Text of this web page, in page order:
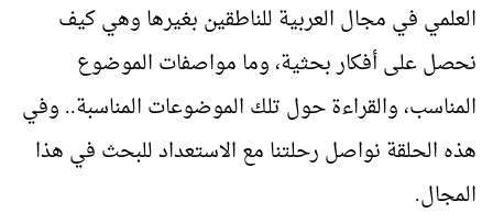
العلمي في مجال العربية للناطقين بغيرها وهي كيف
نحصل على أفكار بحثية، وما مواصفات الموضوع
المناسب، والقراءة حول تلك الموضوعات المناسبة.. وفي
هذه الحلقة نواصل رحلتنا مع الاستعداد للبحث في هذا
المجال.